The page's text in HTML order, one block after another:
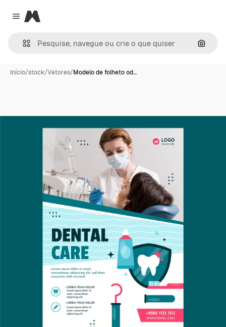
Close menu
Magnific
Início/stock/Vetores/Modelo de folheto od…